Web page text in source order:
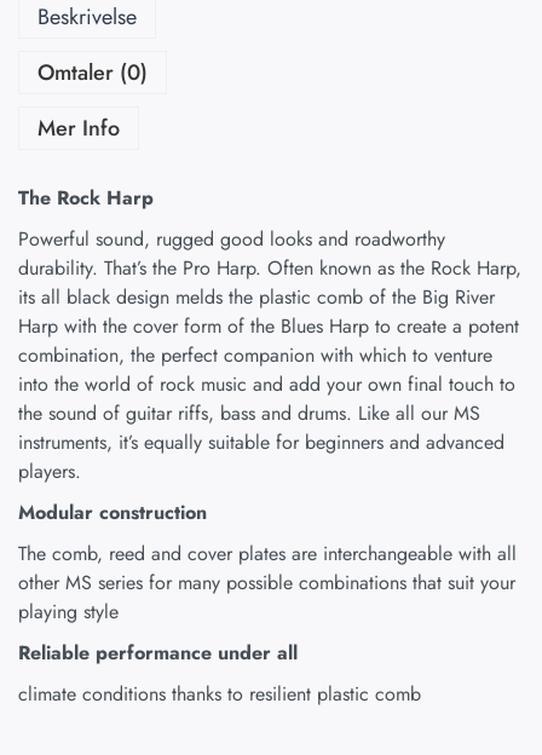
Beskrivelse
Omtaler (0)
Mer Info
The Rock Harp
Powerful sound, rugged good looks and roadworthy
durability. That’s the Pro Harp. Often known as the Rock Harp,
its all black design melds the plastic comb of the Big River
Harp with the cover form of the Blues Harp to create a potent
combination, the perfect companion with which to venture
into the world of rock music and add your own final touch to
the sound of guitar riffs, bass and drums. Like all our MS
instruments, it’s equally suitable for beginners and advanced
players.
Modular construction
The comb, reed and cover plates are interchangeable with all
other MS series for many possible combinations that suit your
playing style
Reliable performance under all
climate conditions thanks to resilient plastic comb